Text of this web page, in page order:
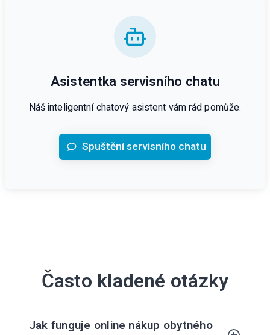
Asistentka servisního chatu
Náš inteligentní chatový asistent vám rád pomůže.
Spuštění servisního chatu
Často kladené otázky
Jak funguje online nákup obytného